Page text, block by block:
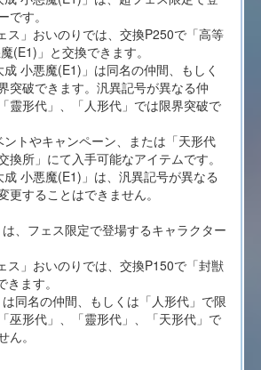
す。
ス」おいのりでは、交換P250で「高等
(E1)」と交換できます。
小悪魔(E1)」は同名の仲間、もしく
突破できます。汎異記号が異なる仲
靈形代」、「人形代」では限界突破で
トやキャンペーン、または「天形代
換所」にて入手可能なアイテムです。
小悪魔(E1)」は、汎異記号が異なる
更することはできません。
、フェス限定で登場するキャラクター
ス」おいのりでは、交換P150で「封獣
ます。
同名の仲間、もしくは「人形代」で限
巫形代」、「靈形代」、「天形代」で
。